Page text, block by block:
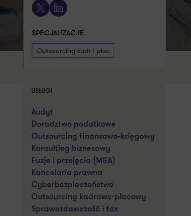
Outsourcing kadr i płac
X LinkedIn
SPECJALIZACJE
Outsourcing kadr i płac
USŁUGI
Audyt
Doradztwo podatkowe
Outsourcing finansowo-księgowy
Konsulting biznesowy
Fuzje i przejęcia (M&A)
Kancelaria prawna
Cyberbezpieczeństwo
Outsourcing kadrowo-płacowy
Sprawozdawczość i tax